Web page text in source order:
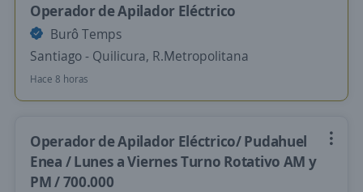
Operador de Apilador Eléctrico
Burô Temps
Santiago - Quilicura, R.Metropolitana
Hace 8 horas
Operador de Apilador Eléctrico/ Pudahuel
Enea / Lunes a Viernes Turno Rotativo AM y
PM / 700.000